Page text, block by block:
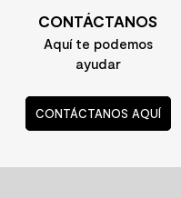
CONTÁCTANOS
Aquí te podemos
ayudar
CONTÁCTANOS AQUÍ